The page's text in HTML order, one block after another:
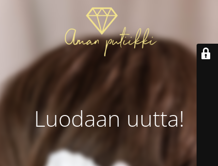
Luodaan uutta!